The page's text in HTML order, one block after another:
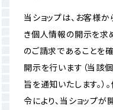
当ショップは、お客様
き個人情報の開示を求
のご請求であることを
開示を行います（当該
旨を通知いたします。
令により、当ショップ